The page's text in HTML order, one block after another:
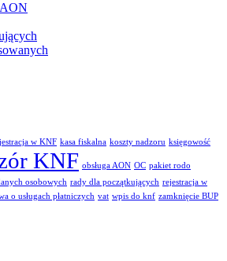
AON
w KNF kasa fiskalna koszty nadzoru księgowość
KNF obsługa AON OC pakiet rodo
osobowych rady dla początkujących rejestracja w
o usługach płatniczych vat wpis do knf zamknięcie BUP